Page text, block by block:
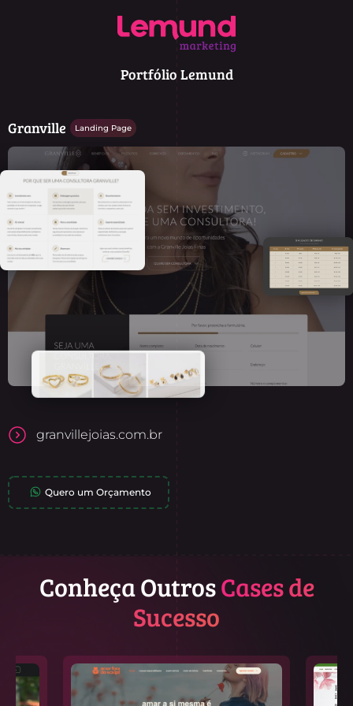
Portfólio Lemund
Granville Landing Page
granvillejoias.com.br
Quero um Orçamento
Conheça OutrosCases de
Sucesso